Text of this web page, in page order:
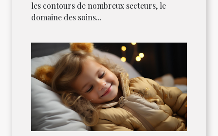
les contours de nombreux secteurs, le
domaine des soins...